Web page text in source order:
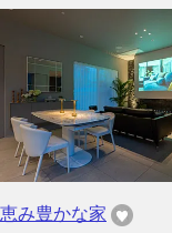
恵み豊かな家